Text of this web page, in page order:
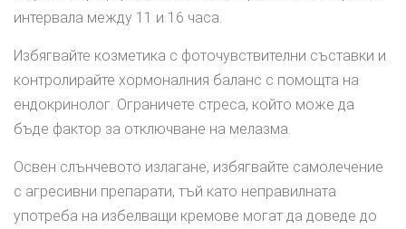
интервала между 11 и 16 часа.
Избягвайте козметика с фоточувствителни съставки и
контролирайте хормоналния баланс с помощта на
ендокринолог. Ограничете стреса, който може да
бъде фактор за отключване на мелазма.
Освен слънчевото излагане, избягвайте самолечение
с агресивни препарати, тъй като неправилната
употреба на избелващи кремове могат да доведе до